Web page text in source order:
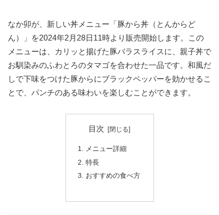
なか卯が、新しい丼メニュー「豚から丼（とんからど
ん）」を2024年2月28日11時より販売開始します。この
メニューは、カリッと揚げた豚バラスライスに、親子丼で
お馴染みのふわとろのタマゴを合わせた一品です。和風だ
しで下味をつけた豚からにブラックペッパーを効かせるこ
とで、パンチのある味わいを楽しむことができます。
目次
メニュー詳細
特長
おすすめの食べ方